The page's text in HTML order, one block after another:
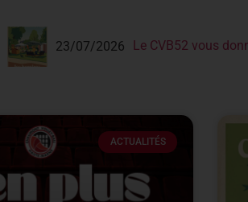
23/07/2026 Le CVB52 vous
Le CVB52 présent
Lindqvist et la
ACTUALITÉS